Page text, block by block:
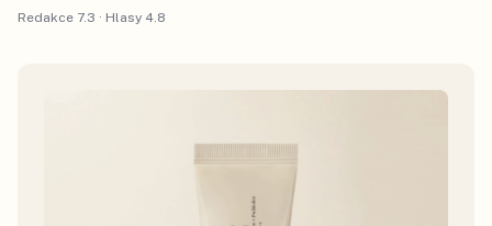
Redakce 7.3 · Hlasy 4.8